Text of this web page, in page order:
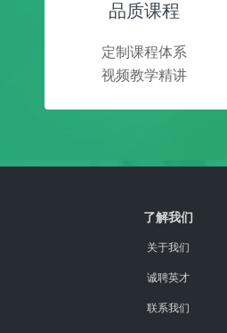
品质课程
定制课程体系
视频教学精讲
了解我们
关于我们
诚聘英才
联系我们